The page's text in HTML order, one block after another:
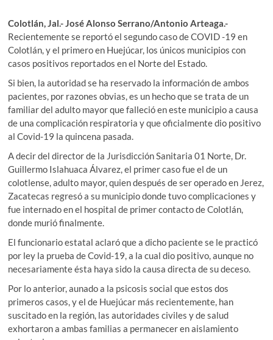
Colotlán, Jal.- José Alonso Serrano/Antonio Arteaga.-
Recientemente se reportó el segundo caso de COVID -19 en
Colotlán, y el primero en Huejúcar, los únicos municipios con
casos positivos reportados en el Norte del Estado.
Si bien, la autoridad se ha reservado la información de ambos
pacientes, por razones obvias, es un hecho que se trata de un
familiar del adulto mayor que falleció en este municipio a causa
de una complicación respiratoria y que oficialmente dio positivo
al Covid-19 la quincena pasada.
A decir del director de la Jurisdicción Sanitaria 01 Norte, Dr.
Guillermo Islahuaca Álvarez, el primer caso fue el de un
colotlense, adulto mayor, quien después de ser operado en Jerez,
Zacatecas regresó a su municipio donde tuvo complicaciones y
fue internado en el hospital de primer contacto de Colotlán,
donde murió finalmente.
El funcionario estatal aclaró que a dicho paciente se le practicó
por ley la prueba de Covid-19, a la cual dio positivo, aunque no
necesariamente ésta haya sido la causa directa de su deceso.
Por lo anterior, aunado a la psicosis social que estos dos
primeros casos, y el de Huejúcar más recientemente, han
suscitado en la región, las autoridades civiles y de salud
exhortaron a ambas familias a permanecer en aislamiento